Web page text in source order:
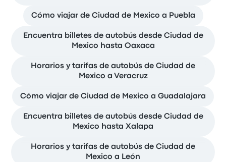
Cómo viajar de Ciudad de Mexico a Puebla
Encuentra billetes de autobús desde Ciudad de
Mexico hasta Oaxaca
Horarios y tarifas de autobús de Ciudad de
Mexico a Veracruz
Cómo viajar de Ciudad de Mexico a Guadalajara
Encuentra billetes de autobús desde Ciudad de
Mexico hasta Xalapa
Horarios y tarifas de autobús de Ciudad de
Mexico a León